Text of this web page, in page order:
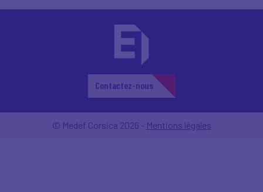
Contactez-nous
© Medef Corsica 2026 - Mentions légales